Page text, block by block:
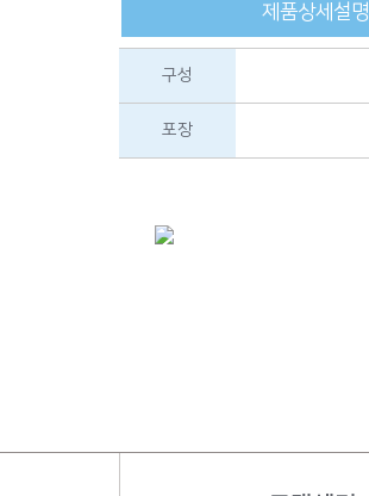
제품상세설명
구성
포장